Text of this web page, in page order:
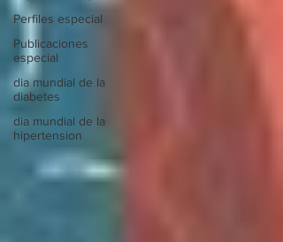
Perfiles especial
Publicaciones
especial
dia mundial de la
diabetes
dia mundial de la
hipertension